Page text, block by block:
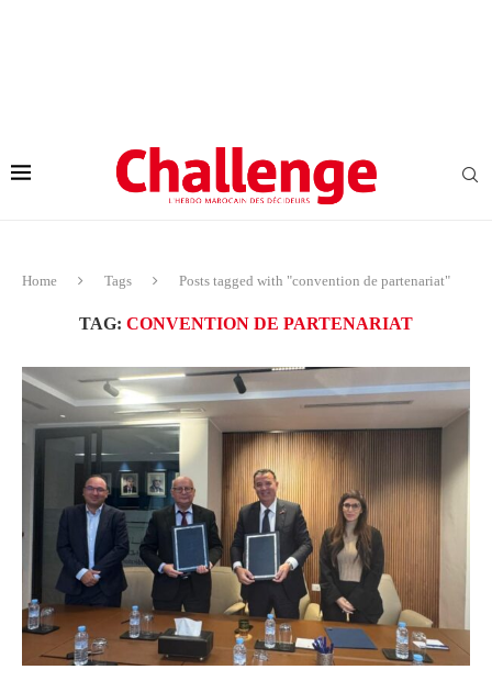
Home Tags Posts tagged with "convention de partenariat"
TAG: CONVENTION DE PARTENARIAT